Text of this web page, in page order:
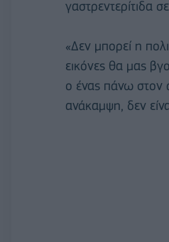
γαστρεντερίτιδα
«Δεν μπορεί η
εικόνες θα μας
ο ένας πάνω στον
ανάκαμψη, δεν